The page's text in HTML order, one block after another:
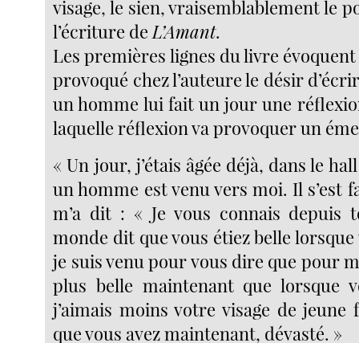
visage, le sien, vraisemblablement le
l’écriture deL’Amant.
Les premières lignes du livre
provoqué chez l’auteure le désir
un homme lui fait un jour une
laquelle réflexion va provoquer un
« Un jour, j’étais âgée déjà, dans le
un homme est venu vers moi. Il s’est
m’a dit : « Je vous connais depuis
monde dit que vous étiez belle
je suis venu pour vous dire que pour
plus belle maintenant que lorsque
j’aimais moins votre visage de jeune
que vous avez maintenant, dévasté. »